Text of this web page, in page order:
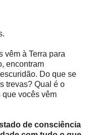
vêm à Terra para
encontram
Do que se
trevas? Qual é o
que vocês vêm
de consciência